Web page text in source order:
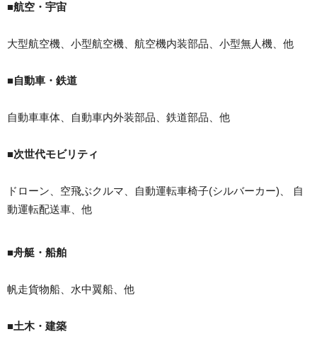
■航空・宇宙
大型航空機、小型航空機、航空機内装部品、小型無人機、他
■自動車・鉄道
自動車車体、自動車内外装部品、鉄道部品、他
■次世代モビリティ
ドローン、空飛ぶクルマ、自動運転車椅子(シルバーカー)、 自
動運転配送車、他
■舟艇・船舶
帆走貨物船、水中翼船、他
■土木・建築